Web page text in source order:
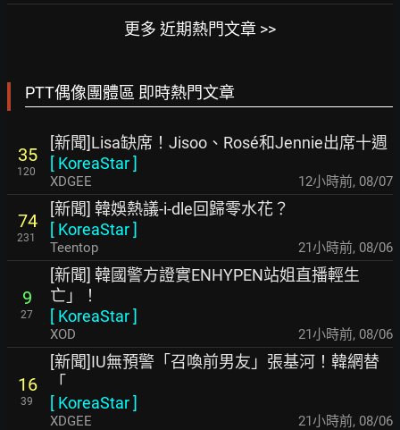
更多 近期熱門文章 >>
PTT偶像團體區 即時熱門文章
35
120
[新聞]Lisa缺席！Jisoo、Rosé和Jennie出席十週
[ KoreaStar]
XDGEE 12小時前, 08/07
74
231
[新聞] 韓娛熱議-i-dle回歸零水花？
[ KoreaStar]
Teentop 21小時前, 08/06
9
27
[新聞] 韓國警方證實ENHYPEN站姐直播輕生
亡」！
[ KoreaStar]
XOD 21小時前, 08/06
16
39
[新聞]IU無預警「召喚前男友」張基河！韓網替
「
[ KoreaStar]
XDGEE 21小時前, 08/06